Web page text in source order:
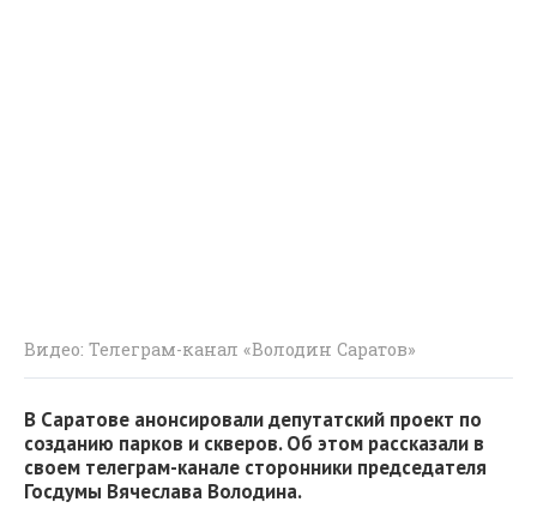
Видео: Телеграм-канал «Володин Саратов»
В Саратове анонсировали депутатский проект по
созданию парков и скверов. Об этом рассказали в
своем телеграм-канале сторонники председателя
Госдумы Вячеслава Володина.